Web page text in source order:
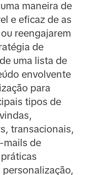
maneira de
e eficaz de as
reengajarem
de
uma lista de
envolvente
para
tipos de
transacionais,
mails de